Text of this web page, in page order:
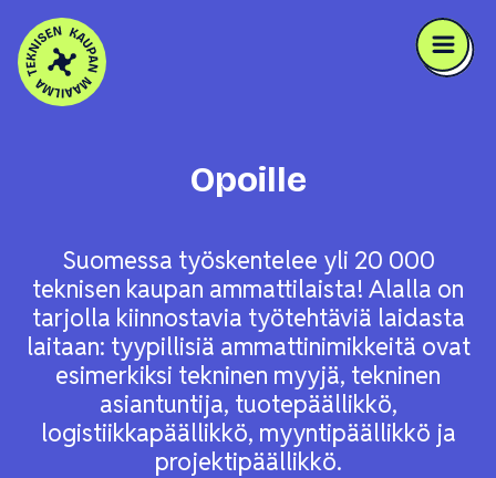
Opoille
Suomessa työskentelee yli 20 000
teknisen kaupan ammattilaista! Alalla on
tarjolla kiinnostavia työtehtäviä laidasta
laitaan: tyypillisiä ammattinimikkeitä ovat
esimerkiksi tekninen myyjä, tekninen
asiantuntija, tuotepäällikkö,
logistiikkapäällikkö, myyntipäällikkö ja
projektipäällikkö.